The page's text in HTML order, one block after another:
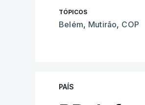
TÓPICOS
Belém, Mutirão, COP
PAÍS